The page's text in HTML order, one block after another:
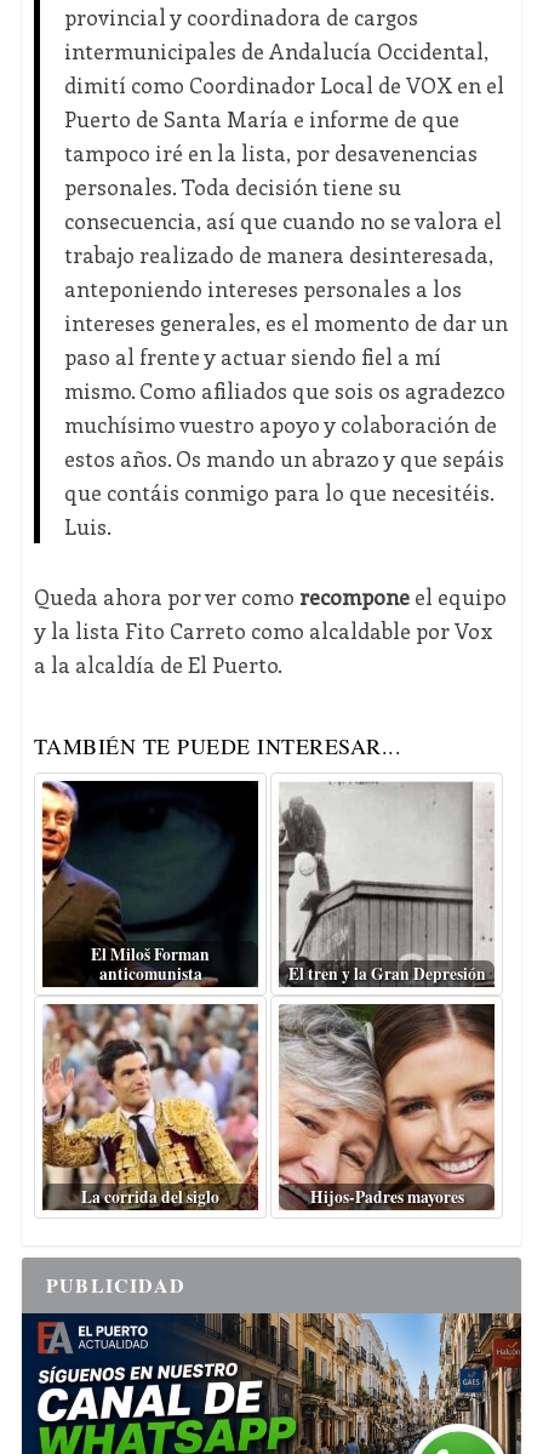
provincial y coordinadora de cargos
intermunicipales de Andalucía Occidental,
dimití como Coordinador Local de VOX en el
Puerto de Santa María e informe de que
tampoco iré en la lista, por desavenencias
personales. Toda decisión tiene su
consecuencia, así que cuando no se valora el
trabajo realizado de manera desinteresada,
anteponiendo intereses personales a los
intereses generales, es el momento de dar un
paso al frente y actuar siendo fiel a mí
mismo. Como afiliados que sois os agradezco
muchísimo vuestro apoyo y colaboración de
estos años. Os mando un abrazo y que sepáis
que contáis conmigo para lo que necesitéis.
Luis.
Queda ahora por ver como recomponeel equipo
y la lista Fito Carreto como alcaldable por Vox
a la alcaldía de El Puerto.
TAMBIÉN TE PUEDE INTERESAR...
El Miloš Forman
anticomunista
El tren y la Gran Depresión
La corrida del siglo Hijos-Padres mayores
PUBLICIDAD